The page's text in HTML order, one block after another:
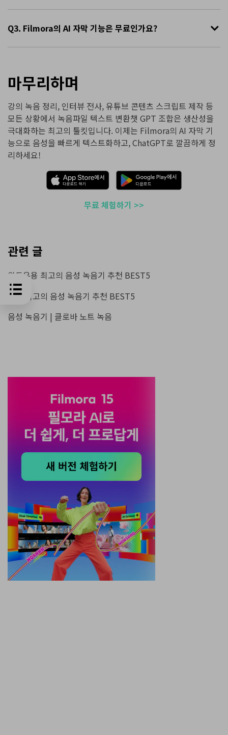
Q3. Filmora의 AI 자막 기능은 무료인가요?
마무리하며
강의 녹음 정리, 인터뷰 전사, 유튜브 콘텐츠 스크립트 제작 등
모든 상황에서 녹음파일 텍스트 변환챗 GPT 조합은 생산성을
극대화하는 최고의 툴킷입니다. 이제는 Filmora의 AI 자막 기
능으로 음성을 빠르게 텍스트화하고, ChatGPT로 깔끔하게 정
리하세요!
무료 체험하기 >>
관련 글
윈도우용 최고의 음성 녹음기 추천 BEST5
맥용 최고의 음성 녹음기 추천 BEST5
음성 녹음기 | 클로바 노트 녹음